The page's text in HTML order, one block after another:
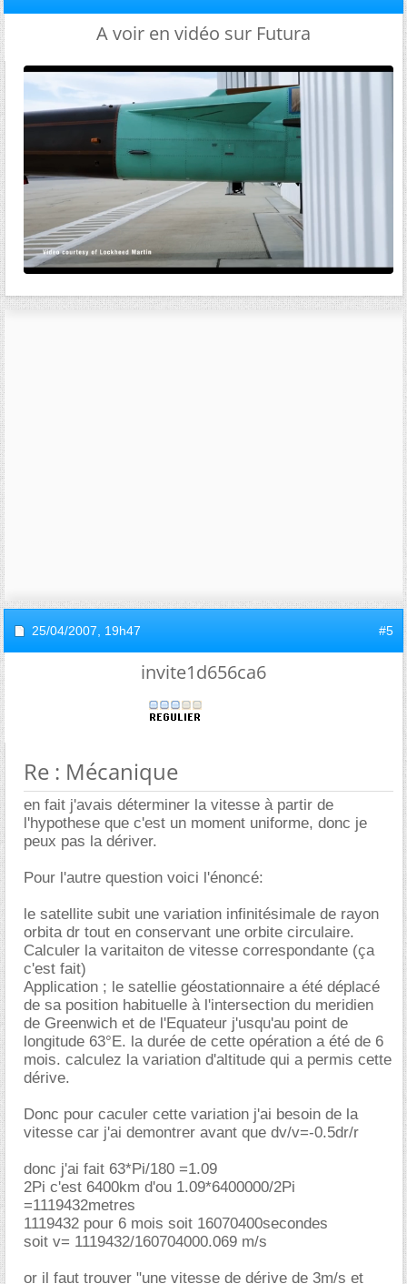
A voir en vidéo sur Futura
25/04/2007, 19h47 #5
invite1d656ca6
Re : Mécanique
en fait j'avais déterminer la vitesse à partir de
l'hypothese que c'est un moment uniforme, donc je
peux pas la dériver.
Pour l'autre question voici l'énoncé:
le satellite subit une variation infinitésimale de rayon
orbita dr tout en conservant une orbite circulaire.
Calculer la varitaiton de vitesse correspondante (ça
c'est fait)
Application ; le satellie géostationnaire a été déplacé
de sa position habituelle à l'intersection du meridien
de Greenwich et de l'Equateur j'usqu'au point de
longitude 63°E. la durée de cette opération a été de 6
mois. calculez la variation d'altitude qui a permis cette
dérive.
Donc pour caculer cette variation j'ai besoin de la
vitesse car j'ai demontrer avant que dv/v=-0.5dr/r
donc j'ai fait 63*Pi/180 =1.09
2Pi c'est 6400km d'ou 1.09*6400000/2Pi
=1119432metres
1119432 pour 6 mois soit 16070400secondes
soit v= 1119432/160704000.069 m/s
or il faut trouver "une vitesse de dérive de 3m/s et